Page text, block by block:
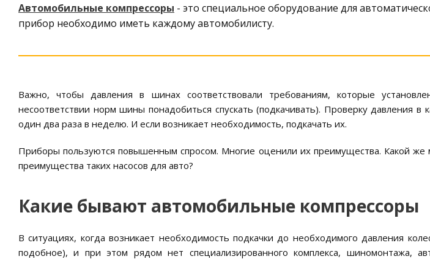
Автомобильные компрессоры - это специальное оборудование для
прибор необходимо иметь каждому автомобилисту.
Важно, чтобы давления в шинах соответствовали требованиям, которые
несоответствии норм шины понадобиться спускать (подкачивать). Проверку давления
один два раза в неделю. И если возникает необходимость, подкачать их.
Приборы пользуются повышенным спросом. Многие оценили их преимущества. Какой же
преимущества таких насосов для авто?
Какие бывают автомобильные компрессоры
В ситуациях, когда возникает необходимость подкачки до необходимого давления
подобное), и при этом рядом нет специализированного комплекса, шиномонтажа,